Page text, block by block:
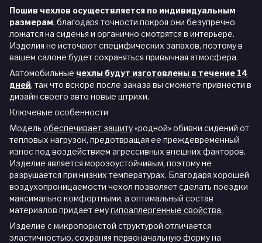
Пошив чехлов осуществляется по индивидуальным
размерам, благодаря точности покроя они безупречно
ложатся на сиденья и органично смотрятся в интерьере.
Изделия не источают специфических запахов, поэтому в
вашем салоне будет сохраняться привычная атмосфера.
Автомобильные чехлы будут изготовлены в течение 14
дней, так что вскоре после заказа вы сможете привнести в
дизайн своего авто новые штрихи.
Ключевые особенности
Модель обеспечивает защиту«родной» обивки сидений от
тепловых нагрузок, предотвращая ее преждевременный
износ под воздействием агрессивных внешних факторов.
Изделие является морозоустойчивым, поэтому не
разрушается при низких температурах. Благодаря хорошей
воздухопроницаемости чехол позволяет сделать поездки
максимально комфортными, а оптимальный состав
материалов придает емугипоаллергенные свойства.
Изделие с микропористой структурой отличается
эластичностью, сохраняя первоначальную форму на